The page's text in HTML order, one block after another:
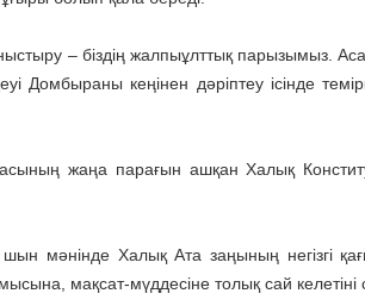
– біздің жалпыұлттық парызымыз. Аса
кеңінен дәріптеу ісінде
жаңа парағын ашқан Халық
мәнінде Халық Ата заңының негізгі
мақсат-мүддесіне толық сай келетіні